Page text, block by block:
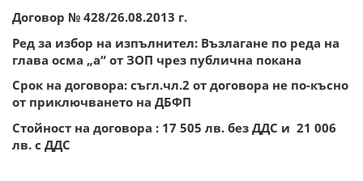
Договор № 428/26.08.2013 г.
Ред за избор на изпълнител: Възлагане по реда на
глава осма „а“ от ЗОП чрез публична покана
Срок на договора: съгл.чл.2 от договора не по-късно
от приключването на ДБФП
Стойност на договора : 17 505 лв. без ДДС и 21 006
лв. с ДДС